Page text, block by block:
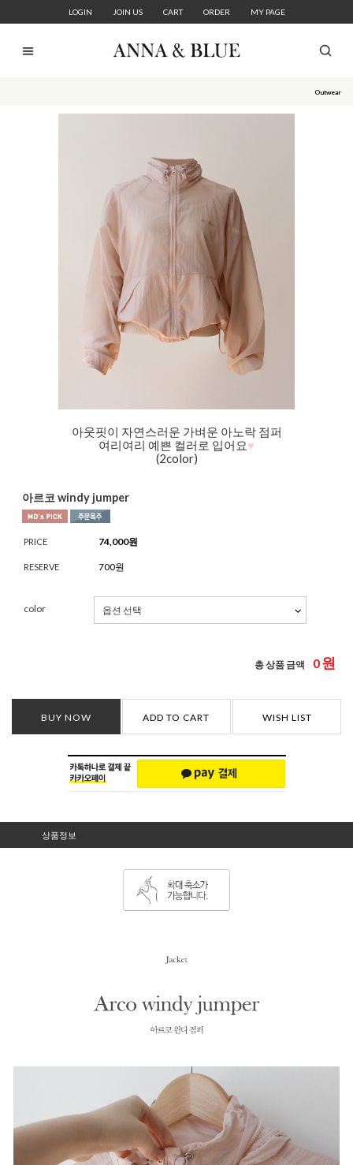
LOGIN JOIN US CART ORDER MY PAGE
Outwear
아웃핏이 자연스러운 가벼운 아노락 점퍼
여리여리 예쁜 컬러로 입어요♥
(2color)
아르코 windy jumper
PRICE 74,000원
RESERVE 700원
color
총 상품 금액 0원
BUY NOW ADD TO CART WISH LIST
상품정보